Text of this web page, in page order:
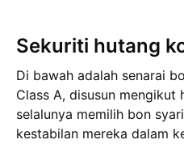
Sekuriti hutang
Di bawah adalah senarai
Class A, disusun mengikut
selalunya memilih bon
kestabilan mereka dalam